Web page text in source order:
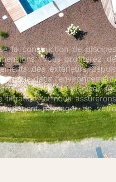
la construction de piscines
Vous profiterez de
des extérieurs depuis
dans l’environnement.
sur le style de piscine, ses
filtration, et nous assurerons
paysager de votre